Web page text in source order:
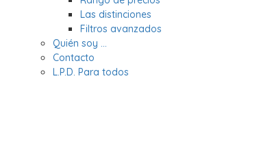
Las distinciones
Filtros avanzados
Quién soy …
Contacto
L.P.D. Para todos